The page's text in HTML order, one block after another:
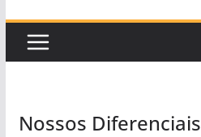
Nossos Diferenciais